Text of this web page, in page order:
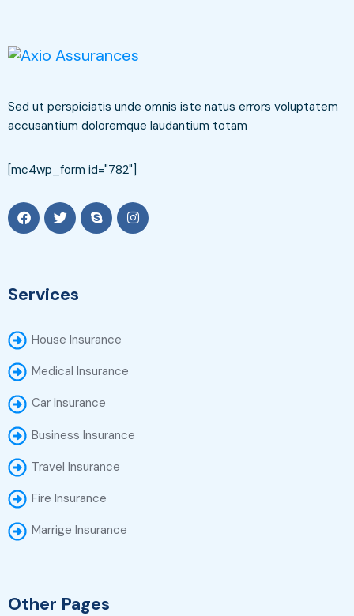
Sed ut perspiciatis unde omnis iste natus errors voluptatem
accusantium doloremque laudantium totam
[mc4wp_form id="782"]
Services
House Insurance
Medical Insurance
Car Insurance
Business Insurance
Travel Insurance
Fire Insurance
Marrige Insurance
Other Pages